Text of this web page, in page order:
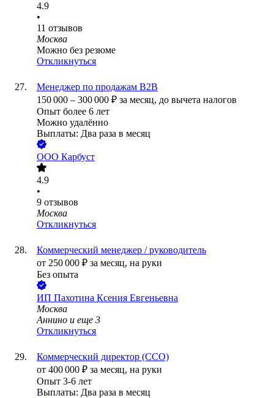
4.9
•
11 отзывов
Москва
Можно без резюме
Откликнуться
Менеджер по продажам B2B
150 000 – 300 000 ₽ за месяц, до вычета налогов
Опыт более 6 лет
Можно удалённо
Выплаты: Два раза в месяц
ООО Карбуст
4.9
•
9 отзывов
Москва
Откликнуться
Коммерческий менеджер / руководитель
от 250 000 ₽ за месяц, на руки
Без опыта
ИП Пахотина Ксения Евгеньевна
Москва
Аннино и еще 3
Откликнуться
Коммерческий директор (CCO)
от 400 000 ₽ за месяц, на руки
Опыт 3-6 лет
Выплаты: Два раза в месяц